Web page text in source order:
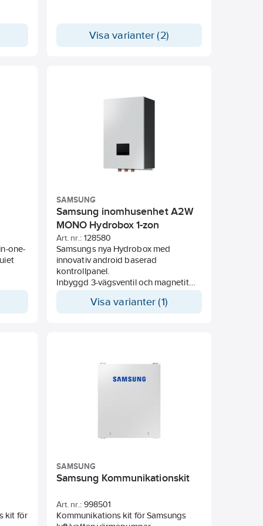
Visa varianter (2)
one-
SAMSUNG
Samsung inomhusenhet A2W
MONO Hydrobox 1-zon
Art. nr.: 128580
Samsungs nya Hydrobox med
innovativ android baserad
kontrollpanel.
Inbyggd 3-vägsventil och magnetit
Inbyggt WiFiVisa varianter (1)
kit för
SAMSUNG
Samsung Kommunikationskit
Art. nr.: 998501
Kommunikations kit för Samsungs